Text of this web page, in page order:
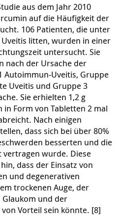
aus dem Jahr 2010
auf die Häufigkeit der
106 Patienten, die unter
litten, wurden in einer
untersucht. Sie
nach der Ursache der
Autoimmun-Uveitis, Gruppe
Uveitis und Gruppe 3
Sie erhielten 1,2 g
Form von Tabletten 2 mal
Nach einigen
dass sich bei über 80%
besserten und die
wurde. Diese
dass der Einsatz von
und degenerativen
trockenen Auge, der
und der
Vorteil sein könnte. [8]